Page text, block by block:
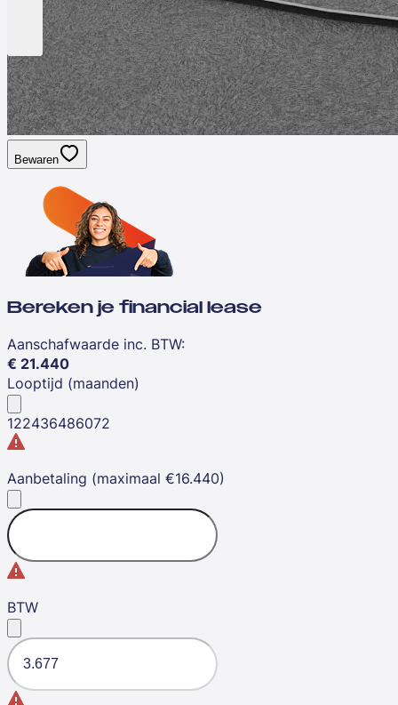
Bewaren
Bereken je financial lease
Aanschafwaarde inc. BTW:
€ 21.440
Looptijd (maanden)
122436486072
Aanbetaling (maximaal €16.440)
BTW